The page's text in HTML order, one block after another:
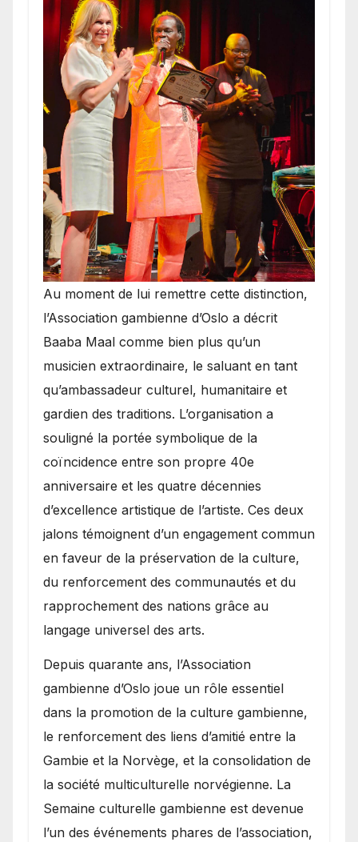
​Au moment de lui remettre cette distinction,
l’Association gambienne d’Oslo a décrit
Baaba Maal comme bien plus qu’un
musicien extraordinaire, le saluant en tant
qu’ambassadeur culturel, humanitaire et
gardien des traditions. L’organisation a
souligné la portée symbolique de la
coïncidence entre son propre 40e
anniversaire et les quatre décennies
d’excellence artistique de l’artiste. Ces deux
jalons témoignent d’un engagement commun
en faveur de la préservation de la culture,
du renforcement des communautés et du
rapprochement des nations grâce au
langage universel des arts.
​Depuis quarante ans, l’Association
gambienne d’Oslo joue un rôle essentiel
dans la promotion de la culture gambienne,
le renforcement des liens d’amitié entre la
Gambie et la Norvège, et la consolidation de
la société multiculturelle norvégienne. La
Semaine culturelle gambienne est devenue
l’un des événements phares de l’association,